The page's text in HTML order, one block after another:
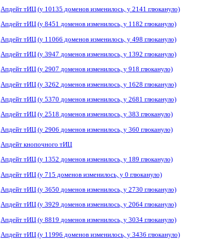
Апдейт тИЦ (у 10135 доменов изменилось, у 2141 глюкануло)
Апдейт тИЦ (у 8451 доменов изменилось, у 1182 глюкануло)
Апдейт тИЦ (у 11066 доменов изменилось, у 498 глюкануло)
Апдейт тИЦ (у 3947 доменов изменилось, у 1392 глюкануло)
Апдейт тИЦ (у 2907 доменов изменилось, у 918 глюкануло)
Апдейт тИЦ (у 3262 доменов изменилось, у 1628 глюкануло)
Апдейт тИЦ (у 5370 доменов изменилось, у 2681 глюкануло)
Апдейт тИЦ (у 2518 доменов изменилось, у 383 глюкануло)
Апдейт тИЦ (у 2906 доменов изменилось, у 360 глюкануло)
Апдейт кнопочного тИЦ
Апдейт тИЦ (у 1352 доменов изменилось, у 189 глюкануло)
Апдейт тИЦ (у 715 доменов изменилось, у 0 глюкануло)
Апдейт тИЦ (у 3650 доменов изменилось, у 2730 глюкануло)
Апдейт тИЦ (у 3929 доменов изменилось, у 2064 глюкануло)
Апдейт тИЦ (у 8819 доменов изменилось, у 3034 глюкануло)
Апдейт тИЦ (у 11996 доменов изменилось, у 3436 глюкануло)